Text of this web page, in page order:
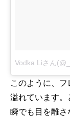
Vodka Liさん
このように、
溢れています
瞬でも目を離さ